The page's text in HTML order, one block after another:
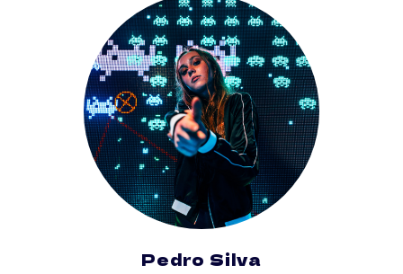
Pedro Silva